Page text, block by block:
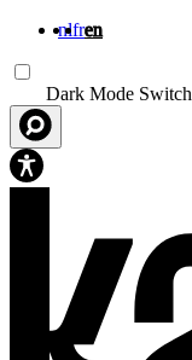
nlfren
Dark Mode Switch